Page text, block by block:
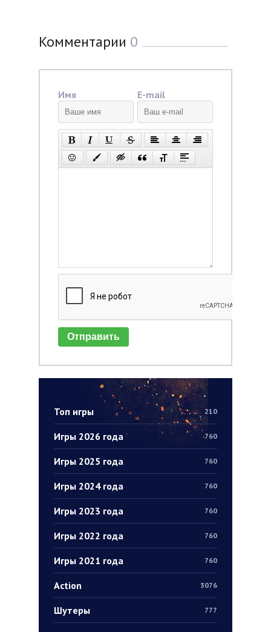
Топ игры 210
Игры 2026 года 760
Игры 2025 года 760
Игры 2024 года 760
Игры 2023 года 760
Игры 2022 года 760
Игры 2021 года 760
Action 3076
Шутеры 777
Комментарии 0
Имя E-mail
Отправить